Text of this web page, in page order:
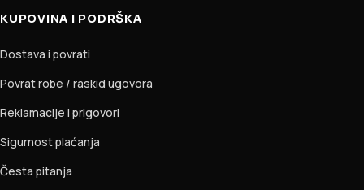
KUPOVINA I PODRŠKA
Dostava i povrati
Povrat robe / raskid ugovora
Reklamacije i prigovori
Sigurnost plaćanja
Česta pitanja